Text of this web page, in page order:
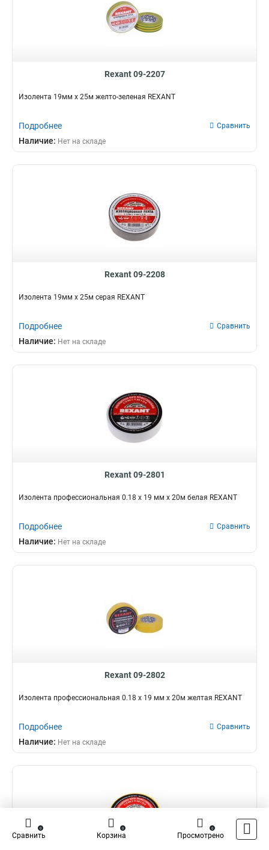
Rexant 09-2207
Изолента 19мм х 25м желто-зеленая REXANT
Подробнее Сравнить
Наличие: Нет на складе
Rexant 09-2208
Изолента 19мм х 25м серая REXANT
Подробнее Сравнить
Наличие: Нет на складе
Rexant 09-2801
Изолента профессиональная 0.18 х 19 мм х 20м белая REXANT
Подробнее Сравнить
Наличие: Нет на складе
Rexant 09-2802
Изолента профессиональная 0.18 х 19 мм х 20м желтая REXANT
Подробнее Сравнить
Наличие: Нет на складе
Сравнить
0
Корзина
0
Просмотрено
0